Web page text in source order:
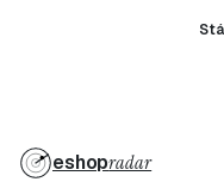
eshopradar